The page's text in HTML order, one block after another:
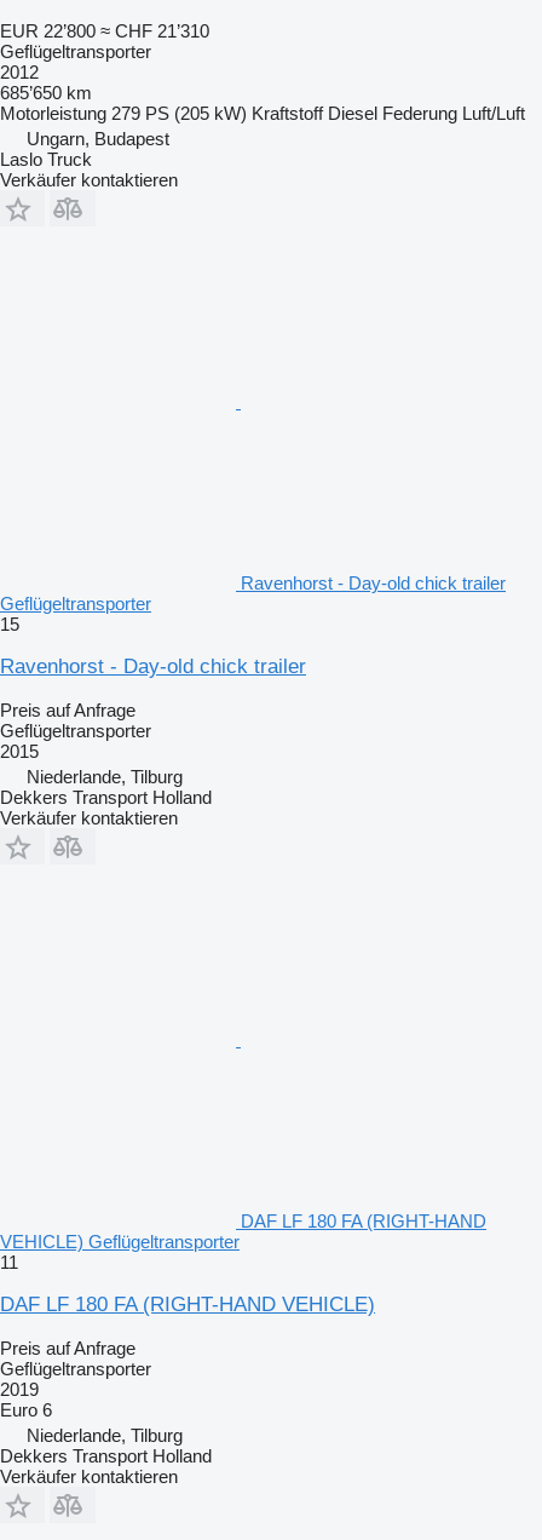
EUR 22’800 ≈ CHF 21’310
Geflügeltransporter
2012
685’650 km
Motorleistung 279 PS (205 kW) Kraftstoff Diesel Federung Luft/Luft
Ungarn, Budapest
Laslo Truck
Verkäufer kontaktieren
Ravenhorst - Day-old chick trailer
Geflügeltransporter
15
Ravenhorst - Day-old chick trailer
Preis auf Anfrage
Geflügeltransporter
2015
Niederlande, Tilburg
Dekkers Transport Holland
Verkäufer kontaktieren
DAF LF 180 FA (RIGHT-HAND
VEHICLE) Geflügeltransporter
11
DAF LF 180 FA (RIGHT-HAND VEHICLE)
Preis auf Anfrage
Geflügeltransporter
2019
Euro 6
Niederlande, Tilburg
Dekkers Transport Holland
Verkäufer kontaktieren